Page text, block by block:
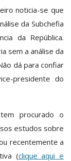
noticia-se que
da Subchefia
da República.
sem a análise da
dá para confiar
presidente do
procurado o
estudos sobre
recentemente a
(clique aqui e